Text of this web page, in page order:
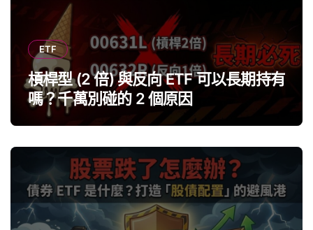
ETF
槓桿型 (2 倍) 與反向 ETF 可以長期持有
嗎？千萬別碰的 2 個原因